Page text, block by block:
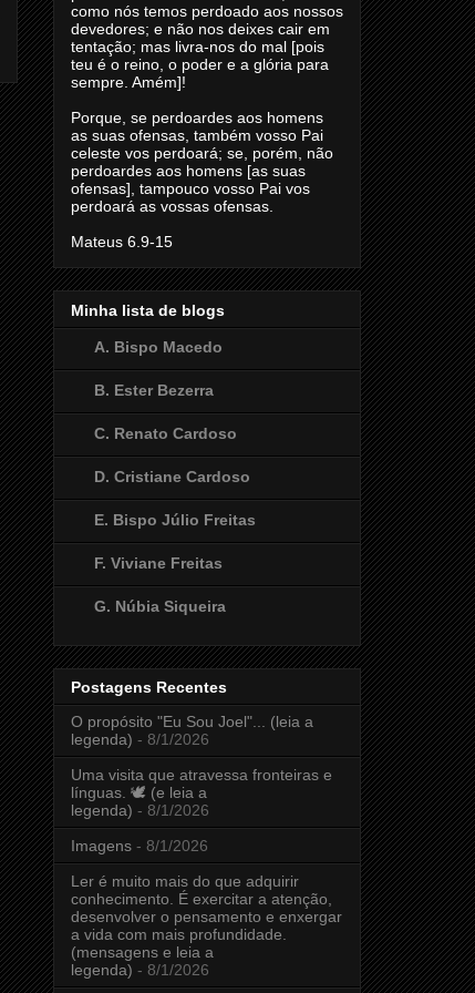
como nós temos perdoado aos nossos
devedores; e não nos deixes cair em
tentação; mas livra-nos do mal [pois
teu é o reino, o poder e a glória para
sempre. Amém]!
Porque, se perdoardes aos homens
as suas ofensas, também vosso Pai
celeste vos perdoará; se, porém, não
perdoardes aos homens [as suas
ofensas], tampouco vosso Pai vos
perdoará as vossas ofensas.
Mateus 6.9-15
Minha lista de blogs
A. Bispo Macedo
B. Ester Bezerra
C. Renato Cardoso
D. Cristiane Cardoso
E. Bispo Júlio Freitas
F. Viviane Freitas
G. Núbia Siqueira
Postagens Recentes
O propósito "Eu Sou Joel"... (leia a
legenda) - 8/1/2026
Uma visita que atravessa fronteiras e
línguas. 🕊️ (e leia a
legenda) - 8/1/2026
Imagens - 8/1/2026
Ler é muito mais do que adquirir
conhecimento. É exercitar a atenção,
desenvolver o pensamento e enxergar
a vida com mais profundidade.
(mensagens e leia a
legenda) - 8/1/2026